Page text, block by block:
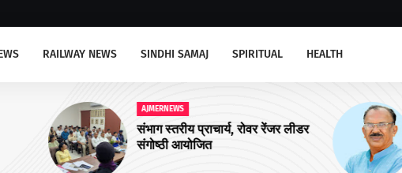
RAILWAY NEWS SINDHI SAMAJ SPIRITUAL HEALTH
रेंजर लीडर
AJMERNEWS
अजमेर उत्तर को चार और आयुष्मान शहरी
आरोग्य मंदिरों की सौगात